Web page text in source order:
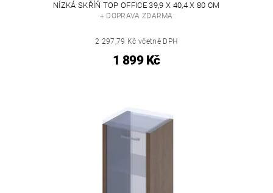
NÍZKÁ SKŘÍŇ TOP OFFICE 39,9 X 40,4 X 80 CM
+ DOPRAVA ZDARMA
2 297,79 Kč včetně DPH
1 899 Kč